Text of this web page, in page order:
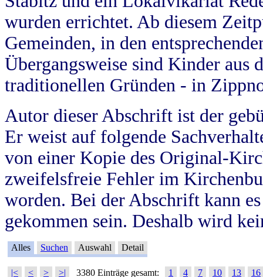
wurden errichtet. Ab diesem
Gemeinden, in den
Übergangsweise sind Kinder aus
traditionellen Gründen - in
Autor dieser Abschrift ist der
Er weist auf folgende
von einer Kopie des Original-
zweifelsfreie Fehler im
worden. Bei der Abschrift kann
gekommen sein. Deshalb wird
Alles Suchen Auswahl Detail
|< < > >| 3380 Einträge gesamt: 1 4 7 10 13
16